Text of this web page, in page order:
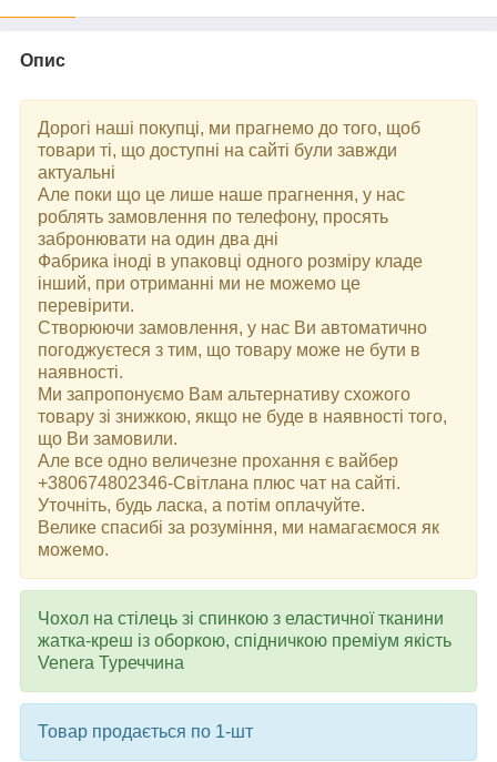
Опис
Дорогі наші покупці, ми прагнемо до того, щоб
товари ті, що доступні на сайті були завжди
актуальні
Але поки що це лише наше прагнення, у нас
роблять замовлення по телефону, просять
забронювати на один два дні
Фабрика іноді в упаковці одного розміру кладе
інший, при отриманні ми не можемо це
перевірити.
Створюючи замовлення, у нас Ви автоматично
погоджуєтеся з тим, що товару може не бути в
наявності.
Ми запропонуємо Вам альтернативу схожого
товару зі знижкою, якщо не буде в наявності того,
що Ви замовили.
Але все одно величезне прохання є вайбер
+380674802346-Світлана плюс чат на сайті.
Уточніть, будь ласка, а потім оплачуйте.
Велике спасибі за розуміння, ми намагаємося як
можемо.
Чохол на стілець зі спинкою з еластичної тканини
жатка-креш із оборкою, спідничкою преміум якість
Venera Туреччина
Товар продається по 1-шт